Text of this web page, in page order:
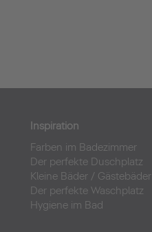
Inspiration
Farben im Badezimmer
Der perfekte Duschplatz
Kleine Bäder / Gästebäder
Der perfekte Waschplatz
Hygiene im Bad